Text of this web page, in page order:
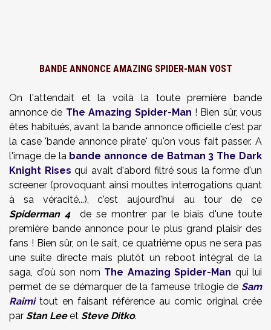
BANDE ANNONCE AMAZING SPIDER-MAN VOST
On l'attendait et la voilà la toute première bande
annonce de The Amazing Spider-Man ! Bien sûr, vous
êtes habitués, avant la bande annonce officielle c'est par
la case 'bande annonce pirate' qu'on vous fait passer. A
l'image de la bande annonce de Batman 3 The Dark
Knight Rises qui avait d'abord filtré sous la forme d'un
screener (provoquant ainsi moultes interrogations quant
à sa véracité...), c'est aujourd'hui au tour de ce
Spiderman 4de se montrer par le biais d'une toute
première bande annonce pour le plus grand plaisir des
fans ! Bien sûr, on le sait, ce quatrième opus ne sera pas
une suite directe mais plutôt un reboot intégral de la
saga, d'où son nom The Amazing Spider-Man qui lui
permet de se démarquer de la fameuse trilogie de Sam
Raimitout en faisant référence au comic original crée
par Stan Leeet Steve Ditko.